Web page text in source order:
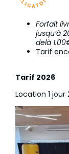
Forfait
jusqu’à
delà
Tarif
Tarif 2026
Location 1